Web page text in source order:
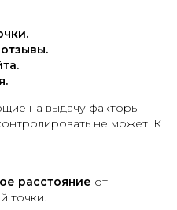
на выдачу факторы —
не может. К
расстояние от
точки.